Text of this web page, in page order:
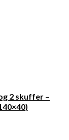
2 skuffer –